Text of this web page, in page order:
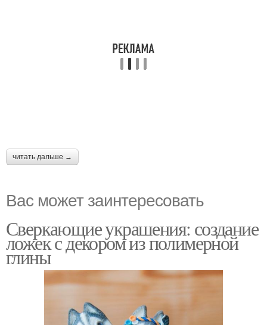
читать дальше →
Вас может заинтересовать
Сверкающие украшения: создание
ложек с декором из полимерной
глины